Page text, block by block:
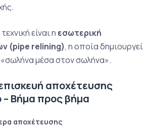
είναι η εσωτερική
(pipe relining), η οποία δημιουργεί
«σωλήνα μέσα στον σωλήνα».
αποχέτευσης
– Βήμα προς βήμα
αποχέτευσης